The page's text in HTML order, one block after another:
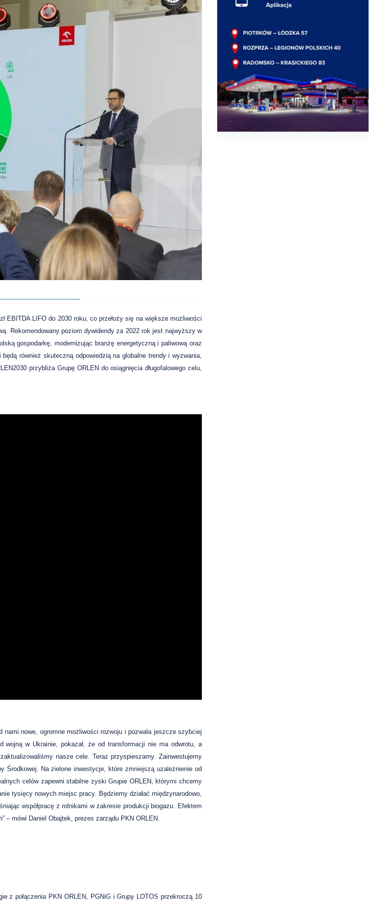
EBITDA LIFO do 2030 roku, co przełoży się na większe możliwości
Rekomendowany poziom dywidendy za 2022 rok jest najwyższy w
gospodarkę, modernizując branżę energetyczną i paliwową oraz
również skuteczną odpowiedzią na globalne trendy i wyzwania,
przybliża Grupę ORLEN do osiągnięcia długofalowego celu,
nami nowe, ogromne możliwości rozwoju i pozwala jeszcze szybciej
w Ukrainie, pokazał, że od transformacji nie ma odwrotu, a
nasze cele. Teraz przyspieszamy. Zainwestujemy
Środkowej. Na zielone inwestycje, które zmniejszą uzależnienie od
celów zapewni stabilne zyski Grupie ORLEN, którymi chcemy
tysięcy nowych miejsc pracy. Będziemy działać międzynarodowo,
współpracę z rolnikami w zakresie produkcji biogazu. Efektem
– mówi Daniel Obajtek, prezes zarządu PKN ORLEN.
z połączenia PKN ORLEN, PGNiG i Grupy LOTOS przekroczą 10